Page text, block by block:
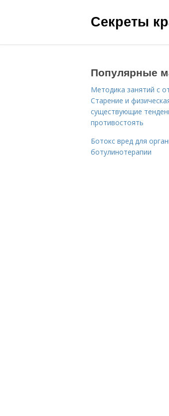
Секреты
Популярные
Методика занятий с
Старение и
существующие
противостоять
Ботокс вред для
ботулинотерапии